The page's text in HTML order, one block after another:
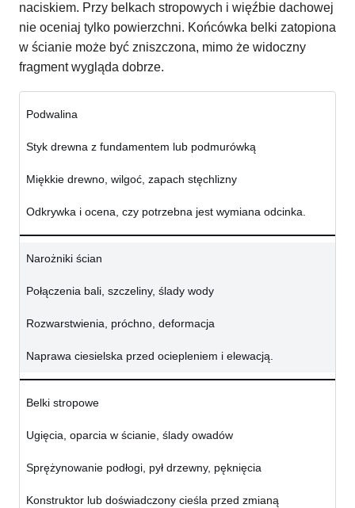
naciskiem. Przy belkach stropowych i więźbie dachowej
nie oceniaj tylko powierzchni. Końcówka belki zatopiona
w ścianie może być zniszczona, mimo że widoczny
fragment wygląda dobrze.
Podwalina
Styk drewna z fundamentem lub podmurówką
Miękkie drewno, wilgoć, zapach stęchlizny
Odkrywka i ocena, czy potrzebna jest wymiana odcinka.
Narożniki ścian
Połączenia bali, szczeliny, ślady wody
Rozwarstwienia, próchno, deformacja
Naprawa ciesielska przed ociepleniem i elewacją.
Belki stropowe
Ugięcia, oparcia w ścianie, ślady owadów
Sprężynowanie podłogi, pył drzewny, pęknięcia
Konstruktor lub doświadczony cieśla przed zmianą